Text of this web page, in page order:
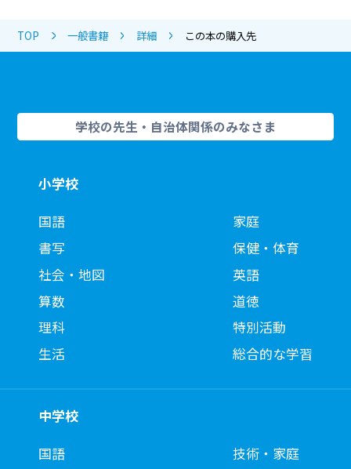
TOP 一般書籍 詳細 この本の購入先
学校の先生・自治体関係のみなさま
小学校
国語
書写
社会・地図
算数
理科
生活
家庭
保健・体育
英語
道徳
特別活動
総合的な学習
中学校
国語
技術・家庭